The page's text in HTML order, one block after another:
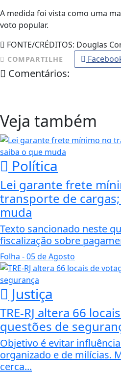
A medida foi vista como uma
voto popular.
FONTE/CRÉDITOS: Douglas
COMPARTILHE
Comentários:
Veja também
Política
Lei garante frete
transporte de
muda
Texto sancionado neste
fiscalização sobre
Folha - 05 de Agosto
Justiça
TRE-RJ altera 66
questões de
Objetivo é evitar
organizado e de milícias.
cerca...